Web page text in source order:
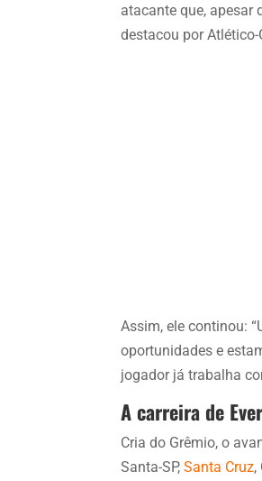
atacante que, apesar
destacou por Atlético-
Assim, ele continou:
oportunidades e
jogador já trabalha
A carreira de
Cria do Grêmio, o
Santa-SP,Santa Cruz,